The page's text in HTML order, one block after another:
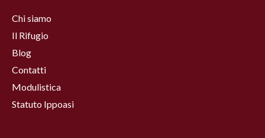
Chi siamo
Il Rifugio
Blog
Contatti
Modulistica
Statuto Ippoasi